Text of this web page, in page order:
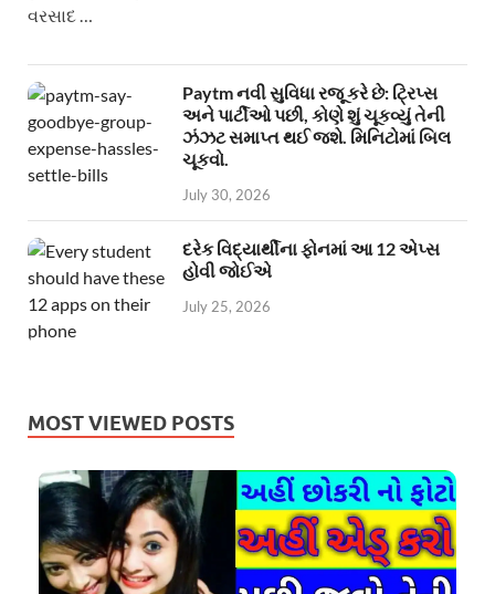
વરસાદ …
Paytm નવી સુવિધા રજૂ કરે છે: ટ્રિપ્સ
અને પાર્ટીઓ પછી, કોણે શું ચૂકવ્યું તેની
ઝંઝટ સમાપ્ત થઈ જશે. મિનિટોમાં બિલ
ચૂકવો.
July 30, 2026
દરેક વિદ્યાર્થીના ફોનમાં આ 12 એપ્સ
હોવી જોઈએ
July 25, 2026
MOST VIEWED POSTS